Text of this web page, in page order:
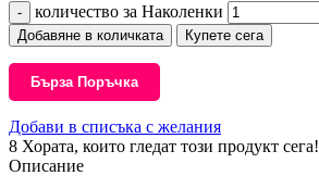
количество за Наколенки
Добавяне в количката Купете сега
Бърза Поръчка
Добави в списъка с желания
8 Хората, които гледат този продукт сега!
Описание